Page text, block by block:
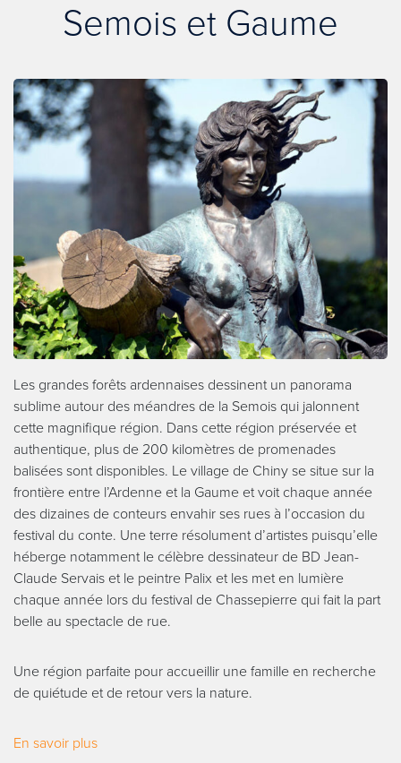
Semois et Gaume
Les grandes forêts ardennaises dessinent un panorama
sublime autour des méandres de la Semois qui jalonnent
cette magnifique région. Dans cette région préservée et
authentique, plus de 200 kilomètres de promenades
balisées sont disponibles. Le village de Chiny se situe sur la
frontière entre l’Ardenne et la Gaume et voit chaque année
des dizaines de conteurs envahir ses rues à l’occasion du
festival du conte. Une terre résolument d’artistes puisqu’elle
héberge notamment le célèbre dessinateur de BD Jean-
Claude Servais et le peintre Palix et les met en lumière
chaque année lors du festival de Chassepierre qui fait la part
belle au spectacle de rue.
Une région parfaite pour accueillir une famille en recherche
de quiétude et de retour vers la nature.
En savoir plus